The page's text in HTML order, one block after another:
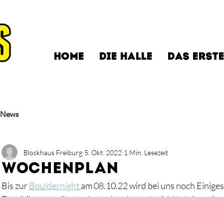
HOME DIE HALLE DAS
News
Wochenplan
Blockhaus Freiburg 5. Okt. 2022 1 Min. Lesezeit
Bis zur Bouldernight am 08.10.22 wird bei uns noch